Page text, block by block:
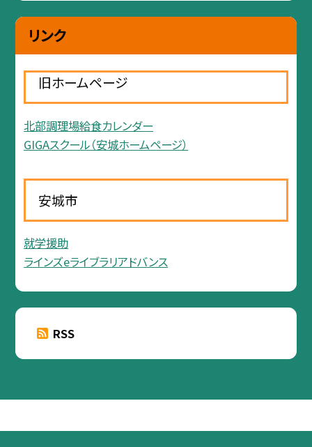
リンク
旧ホームページ
北部調理場給食カレンダー
GIGAスクール（安城ホームページ）
安城市
就学援助
ラインズeライブラリアドバンス
RSS